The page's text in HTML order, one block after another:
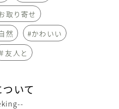
取り寄せ
然
#かわいい
友人と
いて